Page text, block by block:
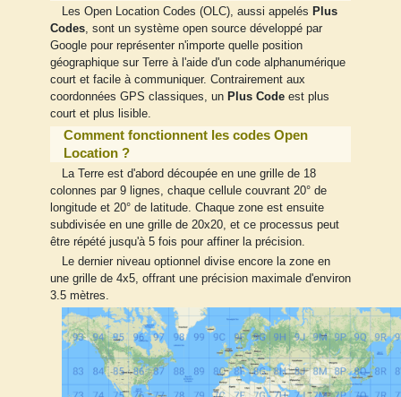
Les Open Location Codes (OLC), aussi appelés Plus
Codes, sont un système open source développé par
Google pour représenter n'importe quelle position
géographique sur Terre à l'aide d'un code alphanumérique
court et facile à communiquer. Contrairement aux
coordonnées GPS classiques, un Plus Code est plus
court et plus lisible.
Comment fonctionnent les codes Open
Location ?
La Terre est d'abord découpée en une grille de 18
colonnes par 9 lignes, chaque cellule couvrant 20° de
longitude et 20° de latitude. Chaque zone est ensuite
subdivisée en une grille de 20x20, et ce processus peut
être répété jusqu'à 5 fois pour affiner la précision.
Le dernier niveau optionnel divise encore la zone en
une grille de 4x5, offrant une précision maximale d'environ
3.5 mètres.